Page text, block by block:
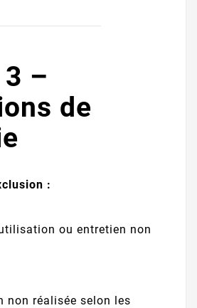
–
de
:
ou entretien non
non réalisée selon les